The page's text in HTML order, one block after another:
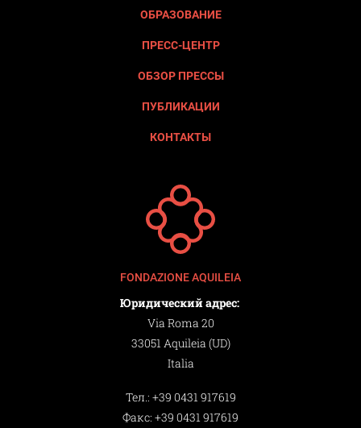
ОБРАЗОВАНИЕ
ПРЕСС-ЦЕНТР
ОБЗОР ПРЕССЫ
ПУБЛИКАЦИИ
КОНТАКТЫ
FONDAZIONE AQUILEIA
Юридический адрес:
Via Roma 20
33051 Aquileia (UD)
Italia
Тел.: +39 0431 917619
Факс: +39 0431 917619